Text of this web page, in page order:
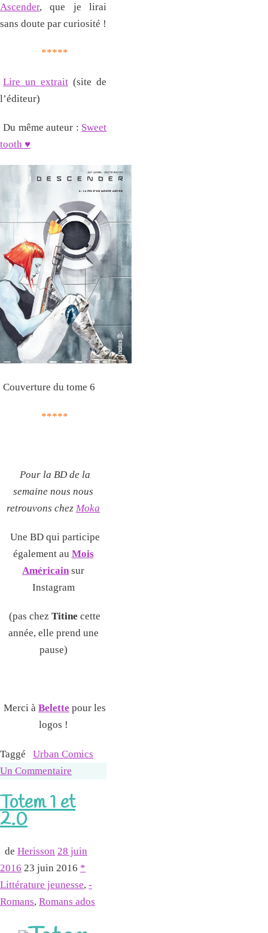
Ascender, que je lirai
sans doute par curiosité !
*****
Lire un extrait (site de
l’éditeur)
Du même auteur : Sweet
tooth ♥
Couverture du tome 6
*****
Pour la BD de la
semaine nous nous
retrouvons chez Moka
Une BD qui participe
également au Mois
Américain sur
Instagram
(pas chez Titine cette
année, elle prend une
pause)
Merci à Belette pour les
logos !
Taggé
Urban Comics
Un Commentaire
Totem 1 et
2.0
de Herisson 28 juin
2016 23 juin 2016 *
Littérature jeunesse, -
Romans, Romans ados